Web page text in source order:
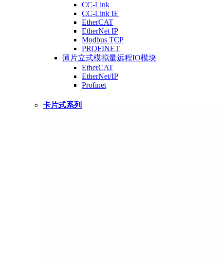
CC-Link
CC-Link IE
EtherCAT
EtherNet IP
Modbus TCP
PROFINET
薄片立式模拟量远程IO模块
EtherCAT
EtherNet/IP
Profinet
卡片式系列